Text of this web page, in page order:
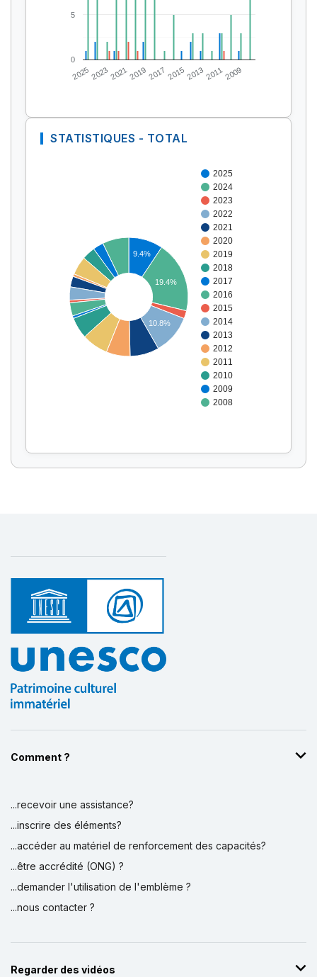
Affichage par
20252023202120192017 2015201320112009
0
5
STATISTIQUES - TOTAL
2025
2024
2023
2022
2021
2020
2019
2018
2017
2016
2015
2014
2013
2012
2011
2010
2009
2008
9.4%
19.4%
10.8%
Comment ?
...recevoir une assistance?
...inscrire des éléments?
...accéder au matériel de renforcement des capacités?
...être accrédité (ONG) ?
...demander l'utilisation de l'emblème ?
...nous contacter ?
Regarder des vidéos